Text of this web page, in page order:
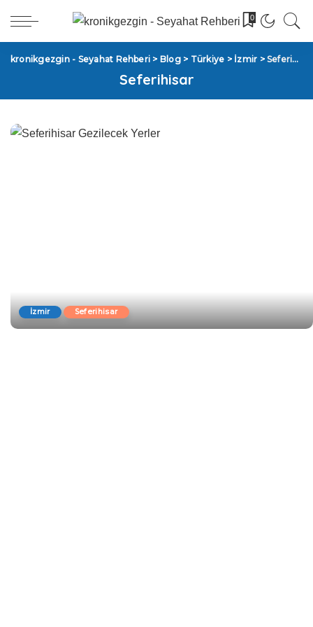
0
kronikgezgin - Seyahat Rehberi > Blog> Türkiye > İzmir > Seferihisar
Seferihisar
İzmir Seferihisar